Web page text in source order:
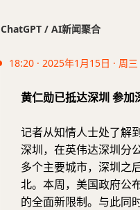
ChatGPT / AI新闻聚合
18:20 · 2025年1月15日 · 周三
黄仁勋已抵达深圳 参加
记者从知情人士处了解
深圳，在英伟达深圳分
多个主要城市，深圳之
北。本周，美国政府公
的全面新限制。与此同